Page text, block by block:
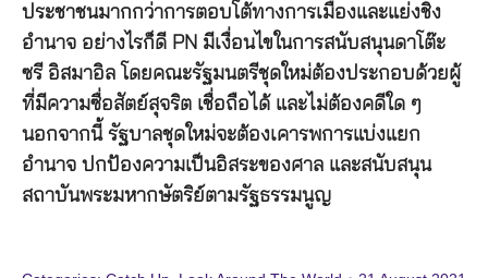
ประชาชนมากกว่าการตอบโต้ทางการเมืองและแย่งชิง
อำนาจ อย่างไรก็ดี PN มีเงื่อนไขในการสนับสนุนดาโต๊ะ
ซรี อิสมาอิล โดยคณะรัฐมนตรีชุดใหม่ต้องประกอบด้วยผู้
ที่มีความซื่อสัตย์สุจริต เชื่อถือได้ และไม่ต้องคดีใด ๆ
นอกจากนี้ รัฐบาลชุดใหม่จะต้องเคารพการแบ่งแยก
อำนาจ ปกป้องความเป็นอิสระของศาล และสนับสนุน
สถาบันพระมหากษัตริย์ตามรัฐธรรมนูญ